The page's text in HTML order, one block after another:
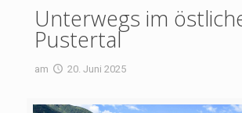
Unterwegs im
Pustertal
am 20. Juni 2025